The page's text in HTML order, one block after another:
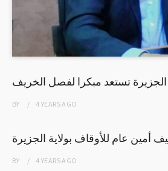
الجزيرة تستعد مبكرا لفصل الخريف
BY 4 YEARSAGO
أمين عام للأوقاف بولاية الجزيرة
BY 4 YEARSAGO